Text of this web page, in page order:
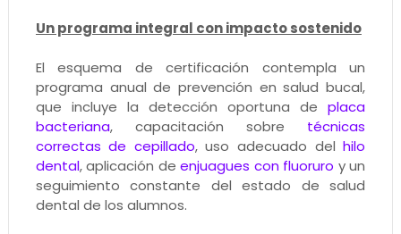
Un programa integral con impacto sostenido
El esquema de certificación contempla un
programa anual de prevención en salud bucal,
que incluye la detección oportuna deplaca
bacteriana, capacitación sobre técnicas
correctas de cepillado, uso adecuado delhilo
dental, aplicación deenjuagues con fluoruro y un
seguimiento constante del estado de salud
dental de los alumnos.